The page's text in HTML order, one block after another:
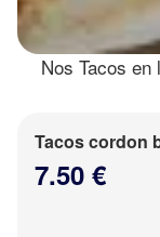
Nos Tacos
Tacos cordon
7.50 €